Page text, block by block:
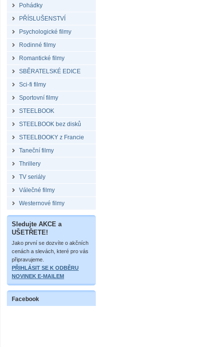
Pohádky
PŘÍSLUŠENSTVÍ
Psychologické filmy
Rodinné filmy
Romantické filmy
SBĚRATELSKÉ EDICE
Sci-fi filmy
Sportovní filmy
STEELBOOK
STEELBOOK bez disků
STEELBOOKY z Francie
Taneční filmy
Thrillery
TV seriály
Válečné filmy
Westernové filmy
Sledujte AKCE a
UŠETŘETE!
Jako první se dozvíte o akčních
cenách a slevách, které pro vás
připravujeme.
PŘIHLÁSIT SE K ODBĚRU
NOVINEK E-MAILEM
Facebook